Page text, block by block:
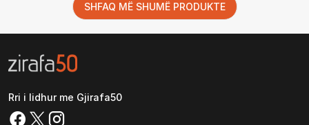
SHFAQ MË SHUMË PRODUKTE
Rri i lidhur me Gjirafa50